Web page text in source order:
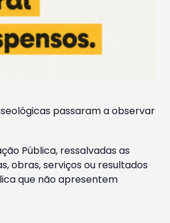
passaram a observar
Pública, ressalvadas as
obras, serviços ou resultados
que não apresentem